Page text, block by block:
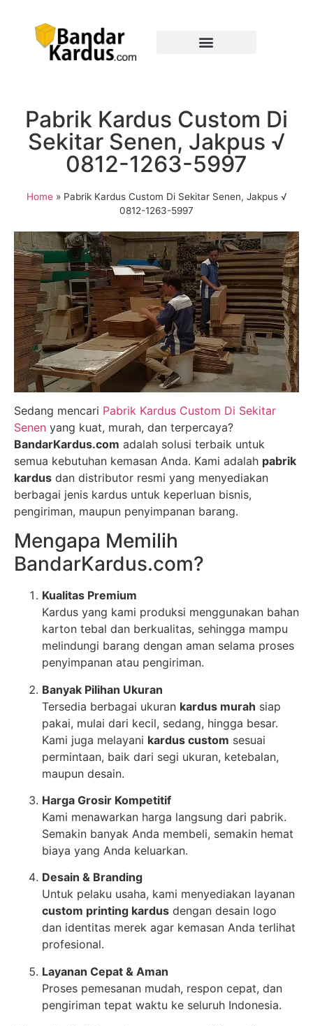
Pabrik Kardus Custom Di
Sekitar Senen, Jakpus √
0812-1263-5997
Home» Pabrik Kardus Custom Di Sekitar Senen, Jakpus √
0812-1263-5997
Sedang mencari Pabrik Kardus Custom Di Sekitar
Senen yang kuat, murah, dan terpercaya?
BandarKardus.com adalah solusi terbaik untuk
semua kebutuhan kemasan Anda. Kami adalah pabrik
kardus dan distributor resmi yang menyediakan
berbagai jenis kardus untuk keperluan bisnis,
pengiriman, maupun penyimpanan barang.
Mengapa Memilih
BandarKardus.com?
Kualitas Premium
Kardus yang kami produksi menggunakan bahan
karton tebal dan berkualitas, sehingga mampu
melindungi barang dengan aman selama proses
penyimpanan atau pengiriman.
Banyak Pilihan Ukuran
Tersedia berbagai ukuran kardus murah siap
pakai, mulai dari kecil, sedang, hingga besar.
Kami juga melayani kardus custom sesuai
permintaan, baik dari segi ukuran, ketebalan,
maupun desain.
Harga Grosir Kompetitif
Kami menawarkan harga langsung dari pabrik.
Semakin banyak Anda membeli, semakin hemat
biaya yang Anda keluarkan.
Desain & Branding
Untuk pelaku usaha, kami menyediakan layanan
custom printing kardus dengan desain logo
dan identitas merek agar kemasan Anda terlihat
profesional.
Layanan Cepat & Aman
Proses pemesanan mudah, respon cepat, dan
pengiriman tepat waktu ke seluruh Indonesia.